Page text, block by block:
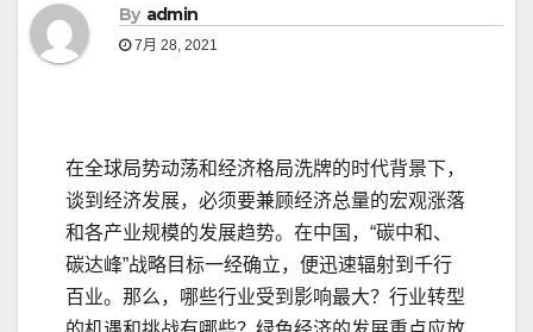
By admin
7月 28, 2021
在全球局势动荡和经济格局洗牌的时代背景下，
谈到经济发展，必须要兼顾经济总量的宏观涨落
和各产业规模的发展趋势。在中国，“碳中和、
碳达峰”战略目标一经确立，便迅速辐射到千行
百业。那么，哪些行业受到影响最大？行业转型